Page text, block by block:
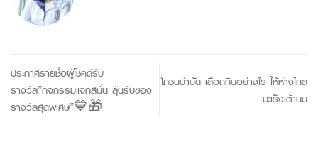
ประกาศรายชื่อผู้โชคดีรับ
รางวัล”กิจกรรมแจกสนั่น ลุ้นรับของ
รางวัลสุดพิเศษ”💙🎁
โภชนบำบัด เลือกกินอย่างไร ให้ห่างไกล
มะเร็งเต้านม